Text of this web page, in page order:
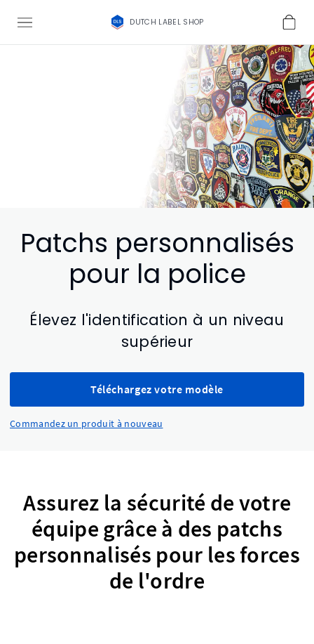
DUTCH LABEL SHOP
Patchs personnalisés
pour la police
Élevez l'identification à un niveau
supérieur
Téléchargez votre modèle
Commandez un produit à nouveau
Assurez la sécurité de votre
équipe grâce à des patchs
personnalisés pour les forces
de l'ordre